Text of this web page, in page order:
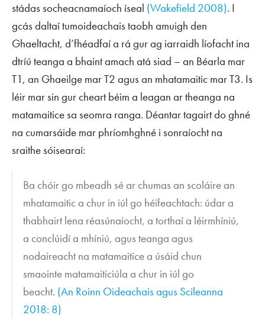
stádas socheacnamaíoch íseal (Wakefield 2008). I
gcás daltaí tumoideachais taobh amuigh den
Ghaeltacht, d’fhéadfaí a rá gur ag iarraidh líofacht ina
dtríú teanga a bhaint amach atá siad – an Béarla mar
T1, an Ghaeilge mar T2 agus an mhatamaitic mar T3. Is
léir mar sin gur cheart béim a leagan ar theanga na
matamaitice sa seomra ranga. Déantar tagairt do ghné
na cumarsáide mar phríomhghné i sonraíocht na
sraithe sóisearaí:
Ba chóir go mbeadh sé ar chumas an scoláire an
mhatamaitic a chur in iúl go héifeachtach: údar a
thabhairt lena réasúnaíocht, a torthaí a léirmhíniú,
a conclúidí a mhíniú, agus teanga agus
nodaireacht na matamaitice a úsáid chun
smaointe matamaiticiúla a chur in iúl go
beacht. (An Roinn Oideachais agus Scileanna
2018: 8)